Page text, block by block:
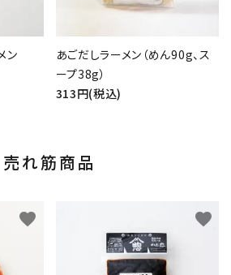
ン
あごだしラーメン（めん90g、ス
ープ38g）
313円(税込)
売れ筋商品
favorite favorite